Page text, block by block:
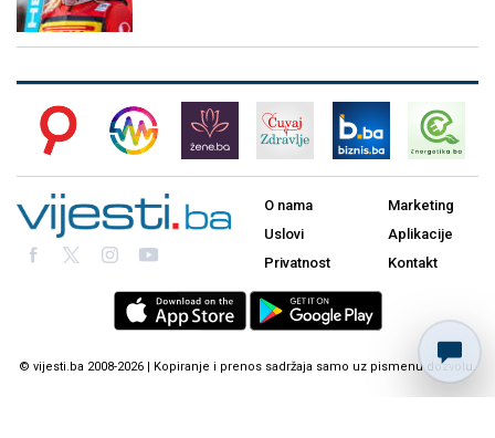
O nama
Uslovi
Privatnost
Marketing
Aplikacije
Kontakt
© vijesti.ba 2008-2026 | Kopiranje i prenos sadržaja samo uz pismenu dozvolu.